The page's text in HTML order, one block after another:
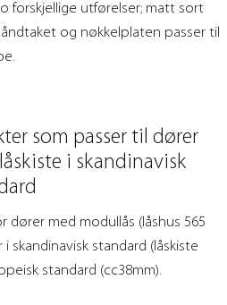
forskjellige utførelser; matt sort
og nøkkelplaten passer til
som passer til dører
i skandinavisk
dører med modullås (låshus 565
skandinavisk standard (låskiste
standard (cc38mm).